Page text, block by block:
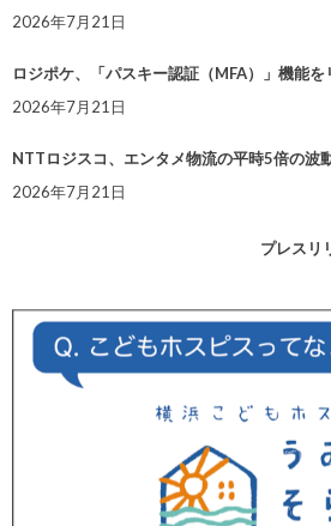
2026年7月21日
ロジポケ、「パスキー認証（MFA）」機能を
2026年7月21日
NTTロジスコ、エンタメ物流の平時5倍の
2026年7月21日
プレスリ